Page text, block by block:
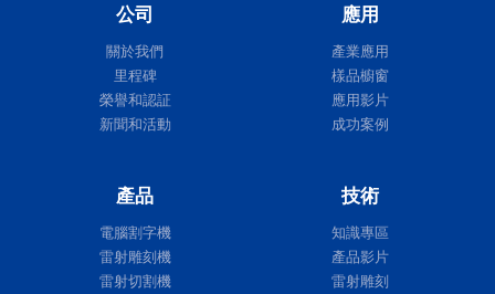
公司
關於我們
里程碑
榮譽和認証
新聞和活動
應用
產業應用
樣品櫥窗
應用影片
成功案例
產品
電腦割字機
雷射雕刻機
雷射切割機
技術
知識專區
產品影片
雷射雕刻